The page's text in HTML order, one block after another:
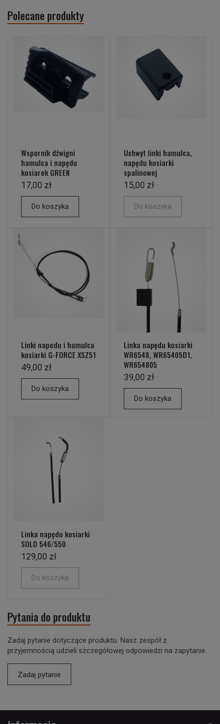
Polecane produkty
Wspornik dźwigni
hamulca i napędu
kosiarek GREEN
17,00 zł
Do koszyka
Uchwyt linki hamulca,
napędu kosiarki
spalinowej
15,00 zł
Do koszyka
Linki napedu i hamulca
kosiarki G-FORCE XSZ51
49,00 zł
Do koszyka
Linka napędu kosiarki
WR6548, WR65405D1,
WR654805
39,00 zł
Do koszyka
Linka napędu kosiarki
SOLO 546/550
129,00 zł
Do koszyka
Pytania do produktu
Zadaj pytanie dotyczące produktu. Nasz zespół z
przyjemnością udzieli szczegółowej odpowiedzi na zapytanie.
Zadaj pytanie